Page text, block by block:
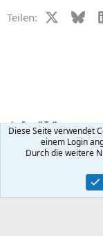
Teilen: X
Small Talk
Kontakt
Community platform by
Diese Seite verwendet
einem Login
Durch die weitere